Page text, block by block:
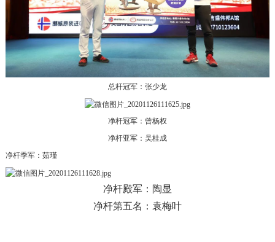
总杆冠军：张少龙
净杆冠军：曾杨权
净杆亚军：吴桂成
净杆季军：茹瑾
净杆殿军：陶显
净杆第五名：袁梅叶